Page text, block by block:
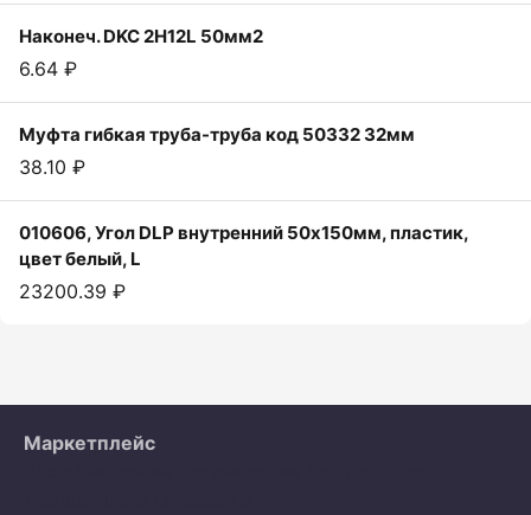
Наконеч. DKC 2H12L 50мм2
6.64 ₽
Муфта гибкая труба-труба код 50332 32мм
38.10 ₽
010606, Угол DLP внутренний 50х150мм, пластик,
цвет белый, L
23200.39 ₽
Маркетплейс